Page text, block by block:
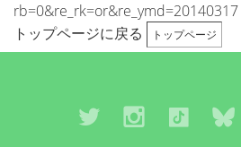
rb=0&re_rk=or&re_ymd=20140317
トップページに戻る
トップページ